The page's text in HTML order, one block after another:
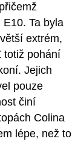
Ta byla
extrém,
totiž pohání
Jejich
pouze
činí
Colina
lépe, než to